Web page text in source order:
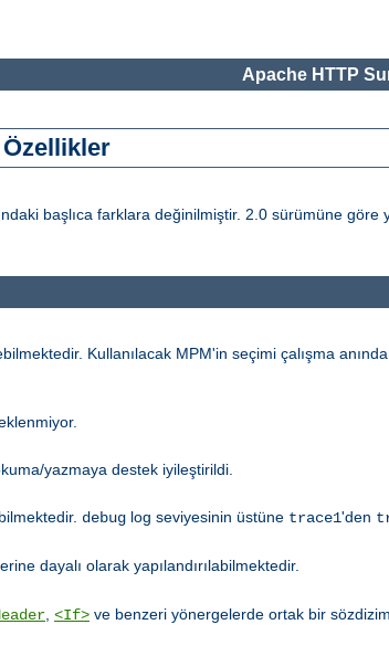
Apache HTTP
başlıca farklara değinilmiştir. 2.0 sürümüne göre
Kullanılacak MPM'in seçimi çalışma anında
yazmaya destek iyileştirildi.
debug log seviyesinin üstüne trace1'den
dayalı olarak yapılandırılabilmektedir.
<If> ve benzeri yönergelerde ortak bir